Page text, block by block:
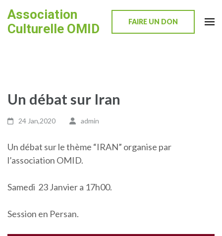
to
content
Association
Culturelle OMID
FAIRE UN DON
Un débat sur Iran
24 Jan,2020 admin
Un débat sur le thème “IRAN” organise par
l’association OMID.
Samedi 23 Janvier a 17h00.
Session en Persan.